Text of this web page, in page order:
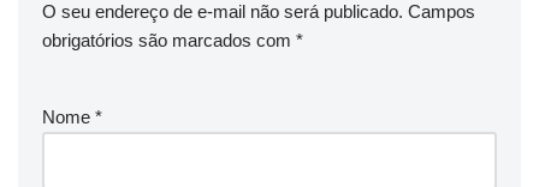
O seu endereço de e-mail não será publicado. Campos
obrigatórios são marcados com *
Nome *